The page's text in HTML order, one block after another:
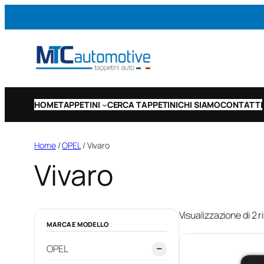
HOMETAPPETINI CERCA TAPPETINICHI SIAMOCONTATTI
Home/OPEL/ Vivaro
Vivaro
MARCA E MODELLO
−
OPEL
Visualizzazione di 2